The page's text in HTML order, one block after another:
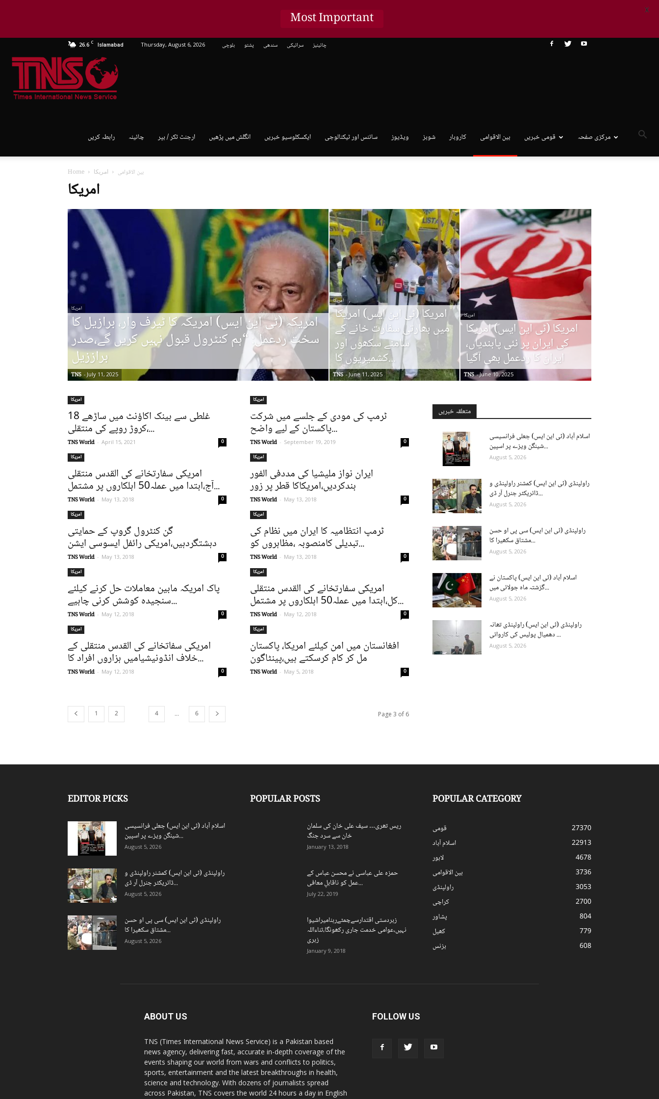
26.6 C Islamabad Thursday, August 6, 2026 بلوچی پشتو سندھی سرائیکی چائینیز
رابطہ کریں چائینہ ارجنٹ ٹکر / بپر انگلش میں پڑھیں ایکسکلوسیو خبریں سائنس اور ٹیکنالوجی ویڈیوز شوبز کاروبار بین الاقوامی قومی خبریں مرکزی صفحہ
Home بین الاقوامی امریکا
امریکا
امریکا
امریکہ (ٹی این ایس) امریکہ کا ٹیرف وار، برازیل کا
سخت ردعمل: “ہم کنٹرول قبول نہیں کریں گے،صدر
براززیل
TNS - July 11, 2025
امریکا
امریکا (ٹی این ایس) امریکا
میں بھارتی سفارت خانے کے
سامنے سکھوں اور
کشمیریوں کا...
TNS - June 11, 2025
امریکا
امریکا (ٹی این ایس) امریکا
کی ایران پر نئی پابندیاں،
ایران کا ردعمل بھی آگیا
TNS -June 10, 2025
امریکا
غلطی سے بینک اکاؤنٹ میں ساڑھے 18
کروڑ روپے کی منتقلی،...
TNS World - April 15, 2021 0
امریکا
ٹرمپ کی مودی کے جلسے میں شرکت
پاکستان کے لیے واضح...
TNS World - September 19, 2019
0
امریکا
امریکی سفارتخانے کی القدس منتقلی
آج،ابتدا میں عملہ50 اہلکاروں پر مشتمل...
TNS World - May 13, 2018 0
امریکا
ایران نواز ملیشیا کی مددفی الفور
TNS World - May 13, 2018
0
امریکا
گن کنٹرول گروپ کے حمایتی
دہشتگردہیں،امریکی رائفل ایسوسی ایشن
TNS World - May 13, 2018 0
امریکا
ٹرمپ انتظامیہ کا ایران میں نظام کی
تبدیلی کامنصوبہ ،مظاہروں کو...
TNS World - May 13, 2018
0
امریکا
پاک امریکہ مابین معاملات حل کرنے کیلئے
سنجیدہ کوشش کرنی چاہیے...
TNS World - May 12, 2018 0
امریکا
امریکی سفارتخانے کی القدس منتقلی
کل،ابتدا میں عملہ50 اہلکاروں پر مشتمل...
TNS World - May 12, 2018
0
امریکا
امریکی سفاتخانے کی القدس منتقلی کے
خلاف انڈونیشیامیں ہزاروں افراد کا...
TNS World - May 12, 2018 0
امریکا
افغانستان میں امن کیلئے امریکا، پاکستان
مل کر کام کرسکتے ہیں،پینٹاگون
TNS World - May 5, 2018 0
1 2 4 ... 6 Page 3 of 6
متعلقہ خبریں
اسلام آباد (ٹی این ایس) جعلی فرانسیسی
شینگن ویزے پر اسپین...
August 5, 2026
راولپنڈی (ٹی این ایس) کمشنر راولپنڈی و
ڈائریکٹر جنرل آر ڈی...
August 5, 2026
راولپنڈی (ٹی این ایس) سی پی او حسن
مشتاق سکھیرا کا...
August 5, 2026
اسلام آباد (ٹی این ایس) پاکستان نے
گزشتہ ماہ جولائی میں...
August 5, 2026
راولپنڈی (ٹی این ایس) راولپنڈی تھانہ
دھمیال پولیس کی کاروائی ...
August 5, 2026
EDITOR PICKS
اسلام آباد (ٹی این ایس) جعلی فرانسیسی
شینگن ویزے پر اسپین...
August 5, 2026
راولپنڈی (ٹی این ایس) کمشنر راولپنڈی و
ڈائریکٹر جنرل آر ڈی...
August 5, 2026
راولپنڈی (ٹی این ایس) سی پی او حسن
مشتاق سکھیرا کا...
August 5, 2026
POPULAR POSTS
ریس تھری… سیف علی خان کی سلمان
خان سے سرد جنگ
January 13, 2018
حمزہ علی عباسی نے محسن عباس کے
عمل کو ناقابلِ معافی...
July 22, 2019
زبردستی اقتدارسےچمٹےرہنامیراشیوا
نہیں،عوامی خدمت جاری رکھونگا،ثناءاللہ
زہری
January 9, 2018
POPULAR CATEGORY
قومی
27370
اسلام آباد
22913
لاہور
4678
بین الاقوامی
3736
راولپنڈی
3053
کراچی
2700
پشاور
804
کھیل
779
بزنس
608
ABOUT US
TNS (Times International News Service) is a Pakistan based
news agency, delivering fast, accurate in-depth coverage of the
events shaping our world from wars and conflicts to politics,
sports, entertainment and the latest breakthroughs in health,
science and technology. With dozens of journalists spread
across Pakistan, TNS covers the world 24 hours a day in English
FOLLOW US
Most Important X